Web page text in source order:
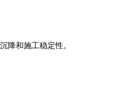
降和施工稳定性。